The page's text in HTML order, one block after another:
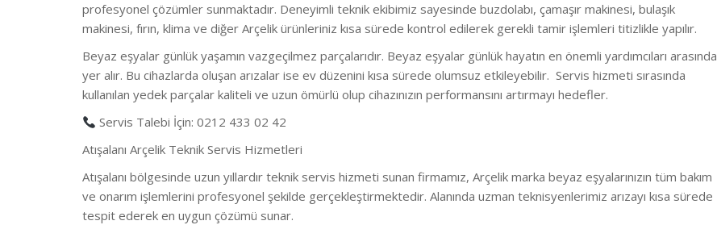
profesyonel çözümler sunmaktadır. Deneyimli teknik ekibimiz sayesinde buzdolabı, çamaşır makinesi, bulaşık
makinesi, fırın, klima ve diğer Arçelik ürünleriniz kısa sürede kontrol edilerek gerekli tamir işlemleri titizlikle yapılır.
Beyaz eşyalar günlük yaşamın vazgeçilmez parçalarıdır. Beyaz eşyalar günlük hayatın en önemli yardımcıları arasında
yer alır. Bu cihazlarda oluşan arızalar ise ev düzenini kısa sürede olumsuz etkileyebilir. Servis hizmeti sırasında
kullanılan yedek parçalar kaliteli ve uzun ömürlü olup cihazınızın performansını artırmayı hedefler.
Servis Talebi İçin: 0212 433 02 42
Atışalanı Arçelik Teknik Servis Hizmetleri
Atışalanı bölgesinde uzun yıllardır teknik servis hizmeti sunan firmamız, Arçelik marka beyaz eşyalarınızın tüm bakım
ve onarım işlemlerini profesyonel şekilde gerçekleştirmektedir. Alanında uzman teknisyenlerimiz arızayı kısa sürede
tespit ederek en uygun çözümü sunar.